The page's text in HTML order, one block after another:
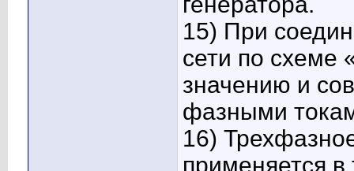
15) При
сети по схеме
значению и
фазными
16)
применяется